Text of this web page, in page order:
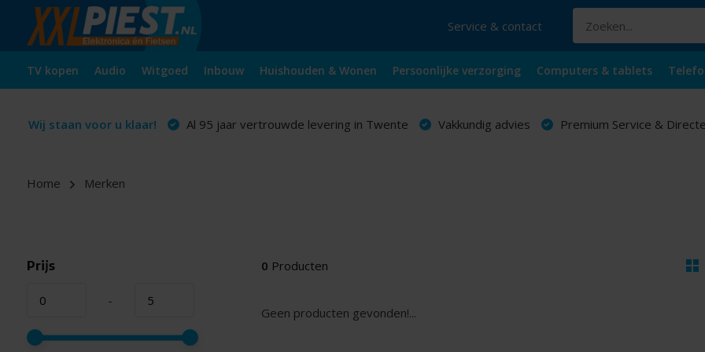
Service & contact
TV kopen Audio Witgoed Inbouw Huishouden & Wonen Persoonlijke verzorging Computers & tablets
Wij staan voor u klaar! Al 95 jaar vertrouwde levering in Twente Vakkundig advies Premium Service &
Home Merken
Prijs
-
0 Producten
Geen producten gevonden!...